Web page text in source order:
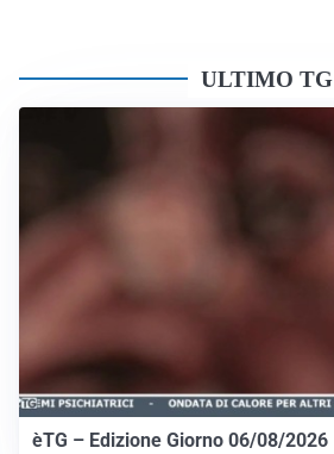
ULTIMO TG
èTG – Edizione Giorno 06/08/2026